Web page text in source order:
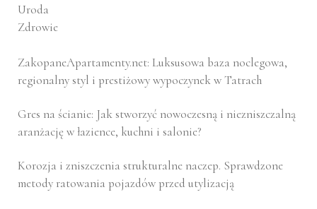
Uroda
Zdrowie
ZakopaneApartamenty.net: Luksusowa baza noclegowa,
regionalny styl i prestiżowy wypoczynek w Tatrach
Gres na ścianie: Jak stworzyć nowoczesną i niezniszczalną
aranżację w łazience, kuchni i salonie?
Korozja i zniszczenia strukturalne naczep. Sprawdzone
metody ratowania pojazdów przed utylizacją